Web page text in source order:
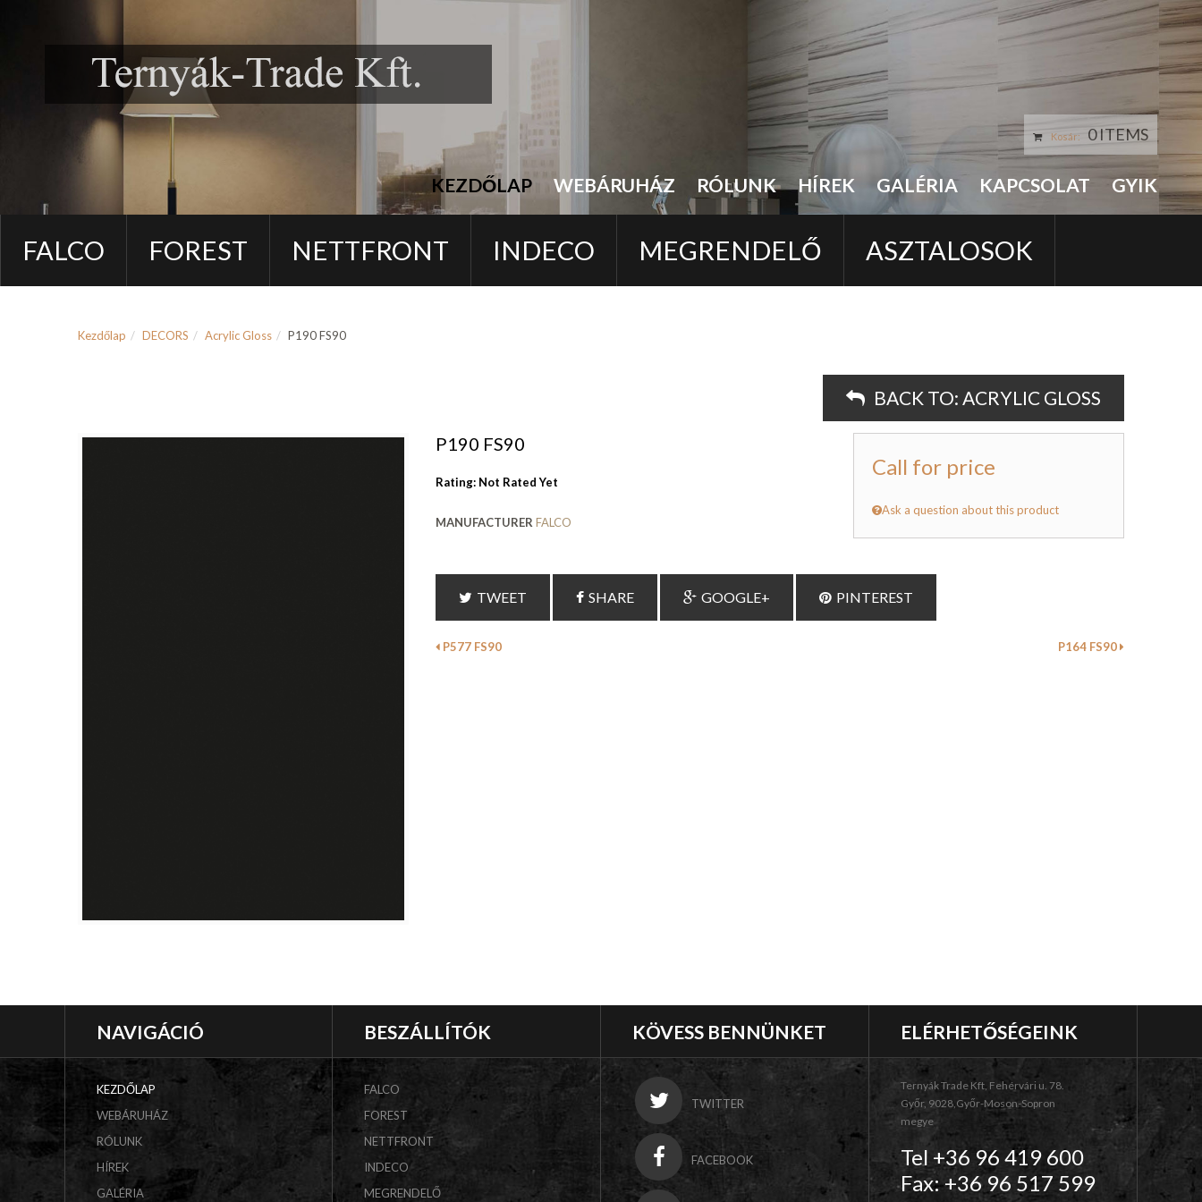
KEZDŐLAP WEBÁRUHÁZ RÓLUNK HÍREK GALÉRIA KAPCSOLAT GYIK
Kosár: 0 ITEMS
FALCO FOREST NETTFRONT INDECO MEGRENDELŐ ASZTALOSOK
Kezdőlap DECORS Acrylic Gloss P190 FS90
BACK TO: ACRYLIC GLOSS
P190 FS90
Rating: Not Rated Yet
MANUFACTURER FALCO
Call for price
Ask a question about this product
TWEET SHARE GOOGLE+ PINTEREST
P577 FS90 P164 FS90
NAVIGÁCIÓ
KEZDŐLAP
WEBÁRUHÁZ
RÓLUNK
HÍREK
GALÉRIA
BESZÁLLÍTÓK
FALCO
FOREST
NETTFRONT
INDECO
MEGRENDELŐ
KÖVESS BENNÜNKET
TWITTER
FACEBOOK
ELÉRHETŐSÉGEINK
Ternyák Trade Kft, Fehérvári u. 78.
Győr, 9028,Győr-Moson-Sopron
megye
Tel +36 96 419 600
Fax: +36 96 517 599